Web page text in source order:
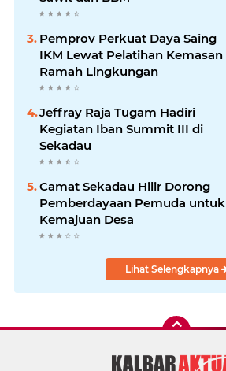
Pemprov Perkuat Daya Saing
IKM Lewat Pelatihan Kemasan
Ramah Lingkungan
Jeffray Raja Tugam Hadiri
Kegiatan Iban Summit III di
Sekadau
Camat Sekadau Hilir Dorong
Pemberdayaan Pemuda untuk
Kemajuan Desa
Lihat Selengkapnya